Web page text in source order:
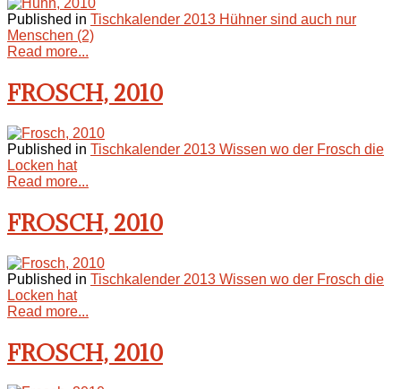
Published in Tischkalender 2013 Hühner sind auch nur
Menschen (2)
Read more...
FROSCH, 2010
Published in Tischkalender 2013 Wissen wo der Frosch die
Locken hat
Read more...
FROSCH, 2010
Published in Tischkalender 2013 Wissen wo der Frosch die
Locken hat
Read more...
FROSCH, 2010